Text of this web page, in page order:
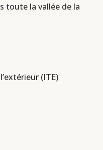
toute la vallée de la
(ITE)